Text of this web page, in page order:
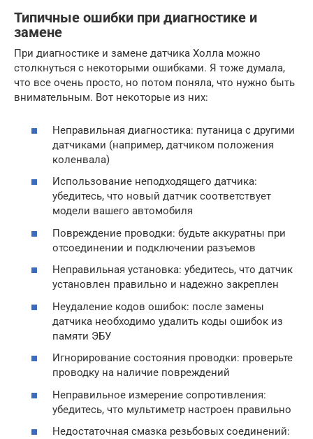
Типичные ошибки при диагностике и
замене
При диагностике и замене датчика Холла можно
столкнуться с некоторыми ошибками. Я тоже думала,
что все очень просто, но потом поняла, что нужно быть
внимательным. Вот некоторые из них:
Неправильная диагностика: путаница с другими
датчиками (например, датчиком положения
коленвала)
Использование неподходящего датчика:
убедитесь, что новый датчик соответствует
модели вашего автомобиля
Повреждение проводки: будьте аккуратны при
отсоединении и подключении разъемов
Неправильная установка: убедитесь, что датчик
установлен правильно и надежно закреплен
Неудаление кодов ошибок: после замены
датчика необходимо удалить коды ошибок из
памяти ЭБУ
Игнорирование состояния проводки: проверьте
проводку на наличие повреждений
Неправильное измерение сопротивления:
убедитесь, что мультиметр настроен правильно
Недостаточная смазка резьбовых соединений: